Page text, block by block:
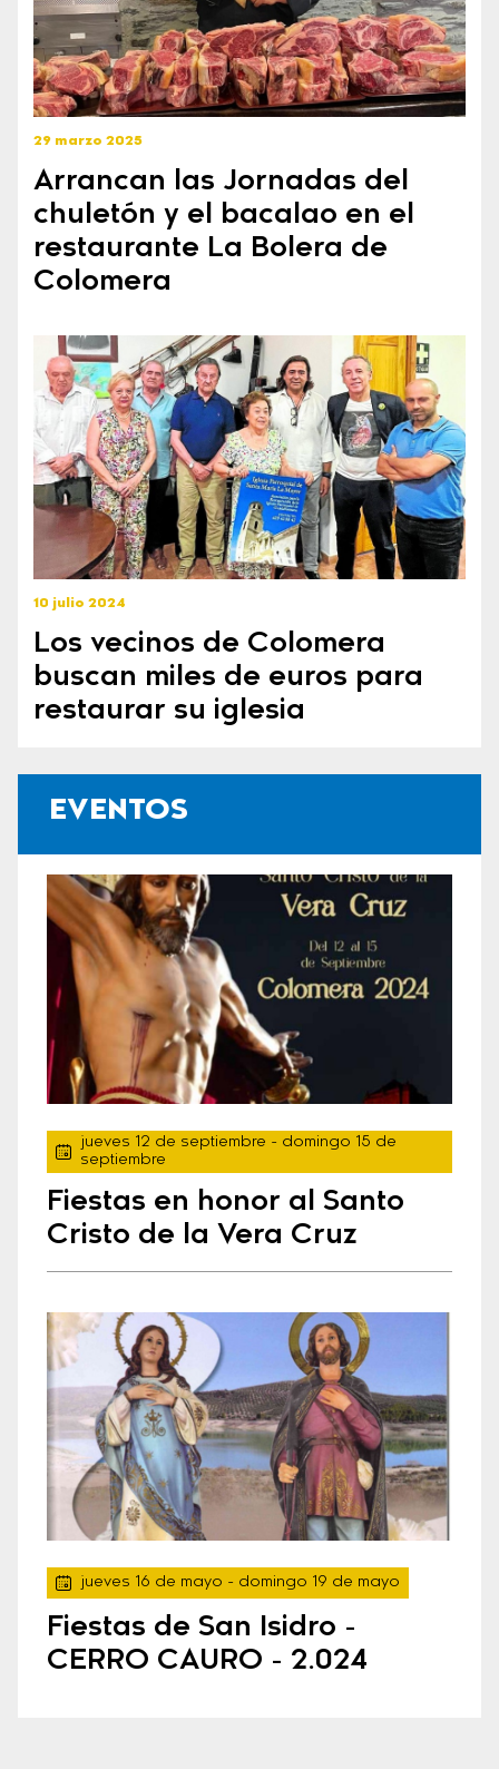
29 marzo 2025
Arrancan las Jornadas del
chuletón y el bacalao en el
restaurante La Bolera de
Colomera
10 julio 2024
Los vecinos de Colomera
buscan miles de euros para
restaurar su iglesia
EVENTOS
jueves 12 de septiembre - domingo 15 de
septiembre
Fiestas en honor al Santo
Cristo de la Vera Cruz
jueves 16 de mayo - domingo 19 de mayo
Fiestas de San Isidro -
CERRO CAURO - 2.024